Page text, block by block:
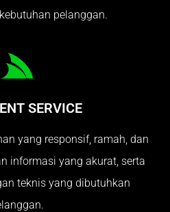
pelanggan.
SERVICE
yang responsif, ramah, dan
informasi yang akurat, serta
teknis yang dibutuhkan